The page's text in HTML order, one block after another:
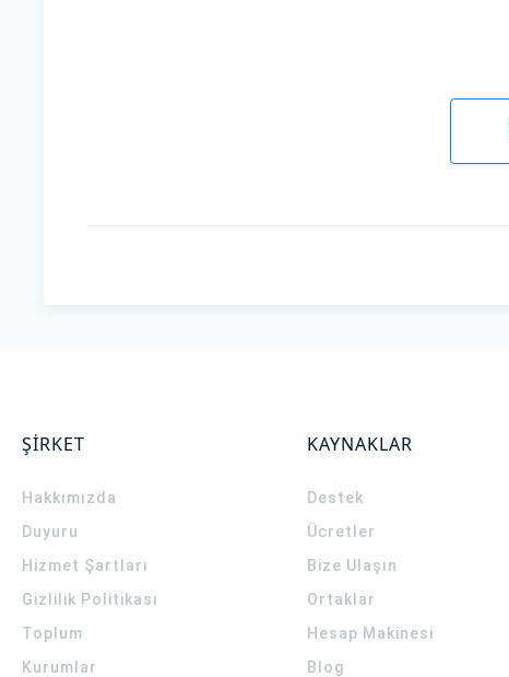
ŞİRKET
Hakkımızda
Duyuru
Hizmet Şartları
Gizlilik Politikası
Toplum
Kurumlar
KAYNAKLAR
Destek
Ücretler
Bize Ulaşın
Ortaklar
Hesap Makinesi
Blog